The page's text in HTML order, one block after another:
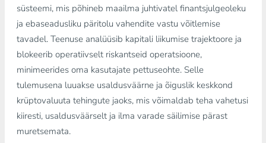
süsteemi, mis põhineb maailma juhtivatel finantsjulgeoleku
ja ebaseadusliku päritolu vahendite vastu võitlemise
tavadel. Teenuse analüüsib kapitali liikumise trajektoore ja
blokeerib operatiivselt riskantseid operatsioone,
minimeerides oma kasutajate pettuseohte. Selle
tulemusena luuakse usaldusväärne ja õiguslik keskkond
krüptovaluuta tehingute jaoks, mis võimaldab teha vahetusi
kiiresti, usaldusväärselt ja ilma varade säilimise pärast
muretsemata.